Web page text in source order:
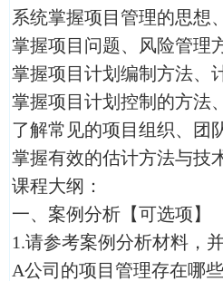
系统掌握项目管理的思想
掌握项目问题、风险管理
掌握项目计划编制方法、
掌握项目计划控制的方法
了解常见的项目组织、团
掌握有效的估计方法与技
课程大纲：
一、案例分析【可选项】
1.请参考案例分析材料，
A公司的项目管理存在哪